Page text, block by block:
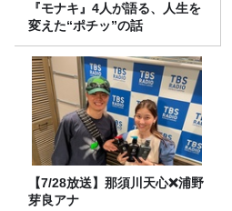
『モナキ』4人が語る、人生を
変えた“ポチッ”の話
【7/28放送】那須川天心❌浦野
芽良アナ